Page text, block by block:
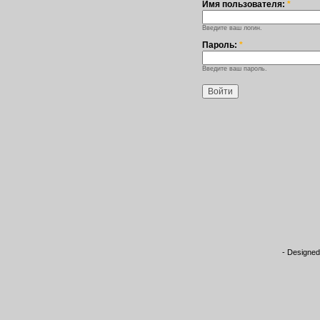
Имя пользователя: *
Введите ваш логин.
Пароль: *
Введите ваш пароль.
-